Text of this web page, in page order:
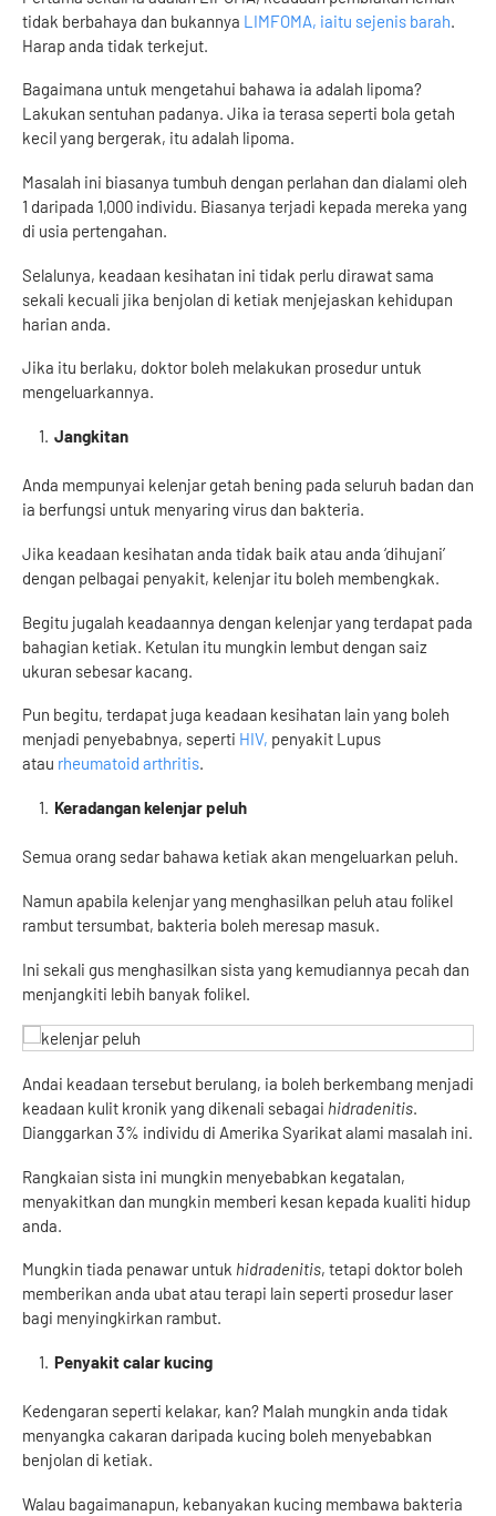
tidak berbahaya dan bukannya LIMFOMA, iaitu sejenis barah.
Harap anda tidak terkejut.
Bagaimana untuk mengetahui bahawa ia adalah lipoma?
Lakukan sentuhan padanya. Jika ia terasa seperti bola getah
kecil yang bergerak, itu adalah lipoma.
Masalah ini biasanya tumbuh dengan perlahan dan dialami oleh
1 daripada 1,000 individu. Biasanya terjadi kepada mereka yang
di usia pertengahan.
Selalunya, keadaan kesihatan ini tidak perlu dirawat sama
sekali kecuali jika benjolan di ketiak menjejaskan kehidupan
harian anda.
Jika itu berlaku, doktor boleh melakukan prosedur untuk
mengeluarkannya.
Jangkitan
Anda mempunyai kelenjar getah bening pada seluruh badan dan
ia berfungsi untuk menyaring virus dan bakteria.
Jika keadaan kesihatan anda tidak baik atau anda ‘dihujani’
dengan pelbagai penyakit, kelenjar itu boleh membengkak.
Begitu jugalah keadaannya dengan kelenjar yang terdapat pada
bahagian ketiak. Ketulan itu mungkin lembut dengan saiz
ukuran sebesar kacang.
Pun begitu, terdapat juga keadaan kesihatan lain yang boleh
menjadi penyebabnya, seperti HIV, penyakit Lupus
atau rheumatoid arthritis.
Keradangan kelenjar peluh
Semua orang sedar bahawa ketiak akan mengeluarkan peluh.
Namun apabila kelenjar yang menghasilkan peluh atau folikel
rambut tersumbat, bakteria boleh meresap masuk.
Ini sekali gus menghasilkan sista yang kemudiannya pecah dan
menjangkiti lebih banyak folikel.
Andai keadaan tersebut berulang, ia boleh berkembang menjadi
keadaan kulit kronik yang dikenali sebagai hidradenitis.
Dianggarkan 3% individu di Amerika Syarikat alami masalah ini.
Rangkaian sista ini mungkin menyebabkan kegatalan,
menyakitkan dan mungkin memberi kesan kepada kualiti hidup
anda.
Mungkin tiada penawar untuk hidradenitis, tetapi doktor boleh
memberikan anda ubat atau terapi lain seperti prosedur laser
bagi menyingkirkan rambut.
Penyakit calar kucing
Kedengaran seperti kelakar, kan? Malah mungkin anda tidak
menyangka cakaran daripada kucing boleh menyebabkan
benjolan di ketiak.
Walau bagaimanapun, kebanyakan kucing membawa bakteria